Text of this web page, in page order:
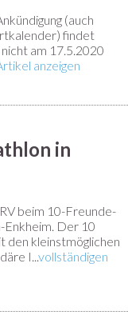
(auch
findet
am 17.5.2020
anzeigen
in
beim 10-Freunde-
Enkheim. Der 10
den kleinstmöglichen
I...vollständigen